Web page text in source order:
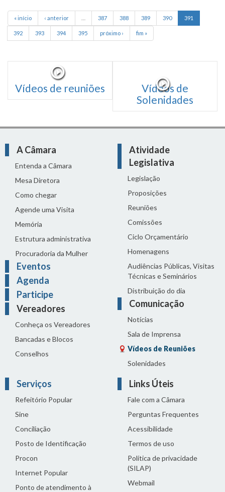
« início ‹ anterior 387 388 389 390 391
392 393 394 395 próximo › fim »
Vídeos de reuniões
Vídeos de
Solenidades
A Câmara
Entenda a Câmara
Mesa Diretora
Como chegar
Agende uma Visita
Memória
Estrutura administrativa
Procuradoria da Mulher
Eventos
Agenda
Participe
Vereadores
Conheça os Vereadores
Bancadas e Blocos
Conselhos
Atividade
Legislativa
Legislação
Proposições
Reuniões
Comissões
Ciclo Orçamentário
Homenagens
Audiências Públicas, Visitas
Técnicas e Seminários
Distribuição do dia
Comunicação
Notícias
Sala de Imprensa
Vídeos de Reuniões
Solenidades
Serviços
Refeitório Popular
Sine
Conciliação
Posto de Identificação
Procon
Internet Popular
Ponto de atendimento à
Links Úteis
Fale com a Câmara
Perguntas Frequentes
Acessibilidade
Termos de uso
Política de privacidade
(SILAP)
Webmail